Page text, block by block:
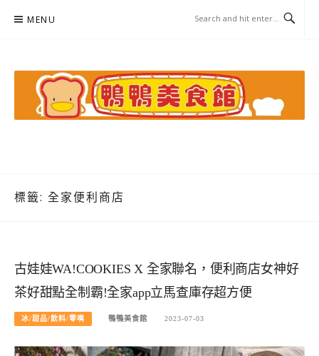
MENU
標籤: 全家便利商店
古娃娃WA!COOKIES X 全家聯名，便利商店女神好
茶好甜點全制霸!全家app立馬查庫存超方便
冰/甜品/飲料/零嘴 鴨鴨美食館 2023-07-03